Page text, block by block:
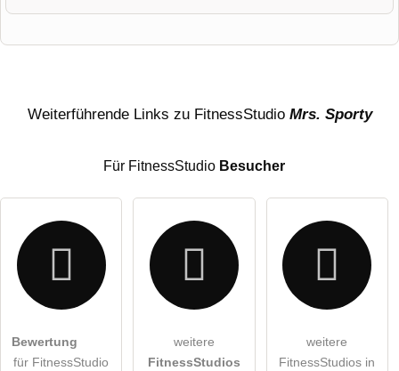
E-Mail-Adresse (wird nicht veröffentlicht)
Hiermit akzeptiere ich dieAGB
Weiterführende Links zu FitnessStudio Mrs. Sporty
Für FitnessStudio Besucher
Bewertung
für FitnessStudio
weitere
FitnessStudios
weitere
FitnessStudios in